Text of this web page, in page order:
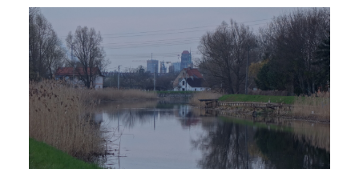
pejzaże)
31 sierpnia 2023
22 min czytania
Autor:Kamil Sulewski